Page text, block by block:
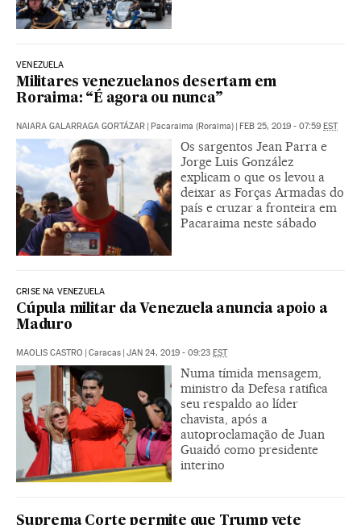
VENEZUELA
Militares venezuelanos desertam em
Roraima: “É agora ou nunca”
NAIARA GALARRAGA GORTÁZAR | Pacaraima (Roraima) | FEB 25, 2019 - 07:59 EST
Os sargentos Jean Parra e
Jorge Luis González
explicam o que os levou a
deixar as Forças Armadas do
país e cruzar a fronteira em
Pacaraima neste sábado
CRISE NA VENEZUELA
Cúpula militar da Venezuela anuncia apoio a
Maduro
MAOLIS CASTRO | Caracas | JAN 24, 2019 - 09:23 EST
Numa tímida mensagem,
ministro da Defesa ratifica
seu respaldo ao líder
chavista, após a
autoproclamação de Juan
Guaidó como presidente
interino
Suprema Corte permite que Trump vete